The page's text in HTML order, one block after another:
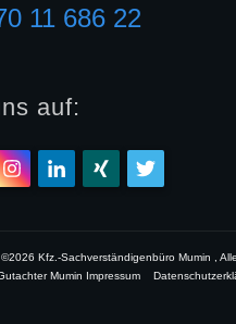
11 686 22
auf:
©2026 Kfz.-Sachverständigenbüro Mumin ,
Mumin Impressum